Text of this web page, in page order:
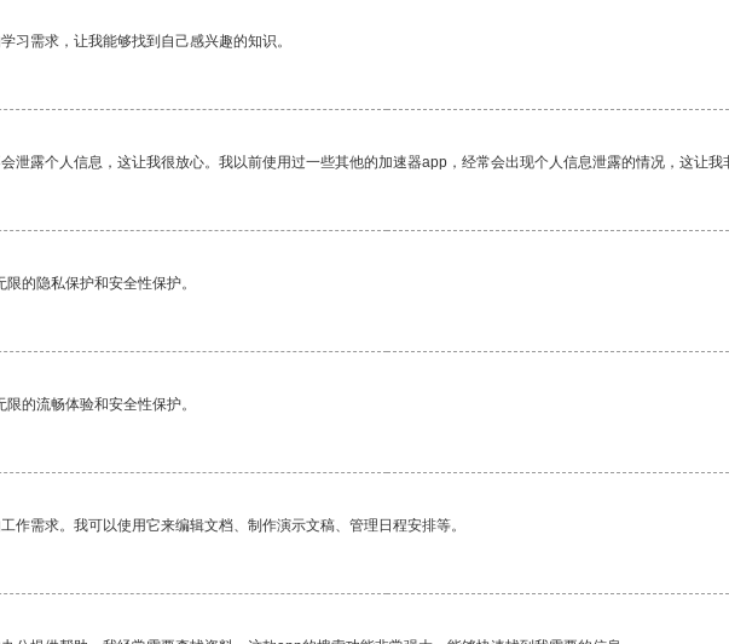
习需求，让我能够找到自己感兴趣的知识。
泄露个人信息，这让我很放心。我以前使用过一些其他的加速器app，经常会出现个人信息泄露的情况，这让我
的隐私保护和安全性保护。
的流畅体验和安全性保护。
作需求。我可以使用它来编辑文档、制作演示文稿、管理日程安排等。